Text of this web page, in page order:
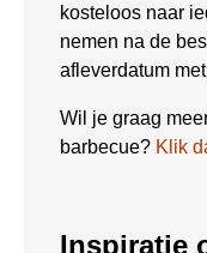
kosteloos naar
nemen na de
afleverdatum
Wil je graag
barbecue? Klik
Inspiratie